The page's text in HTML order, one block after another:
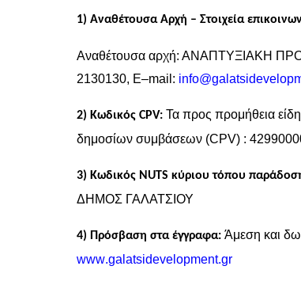
1) Αναθέτουσα Αρχή – Στοιχεία
Αναθέτουσα αρχή: ΑΝΑΠΤΥΞΙΑΚΗ
2130130, E–mail : info@
2) Κωδικός CPV: Τα προς προμήθεια
δημοσίων συμβάσεων (CPV) :
3) Κωδικός NUTS κύριου τόπου
ΔΗΜΟΣ ΓΑΛΑΤΣΙΟΥ
4) Πρόσβαση στα έγγραφα: Άμεση και
www.galatsidevelopment.gr